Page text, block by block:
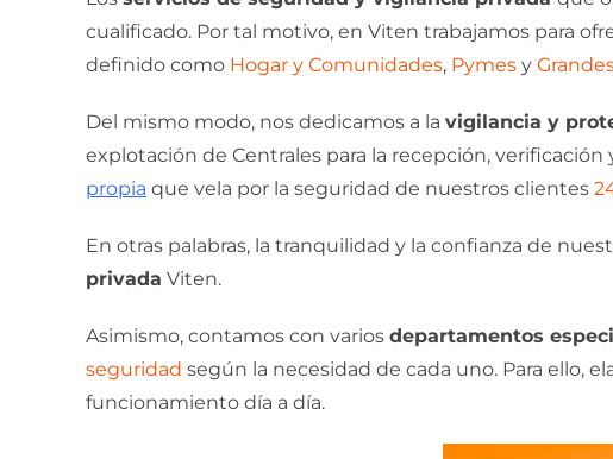
cualificado. Por tal motivo, en Viten trabajamos para
definido como Hogar y Comunidades, Pymesy
Del mismo modo, nos dedicamos a la vigilancia y
explotación de Centrales para la recepción,
propia que vela por la seguridad de nuestros clientes
En otras palabras, la tranquilidad y la confianza de
privada Viten.
Asimismo, contamos con varios departamentos
seguridad según la necesidad de cada uno. Para ello,
funcionamiento día a día.